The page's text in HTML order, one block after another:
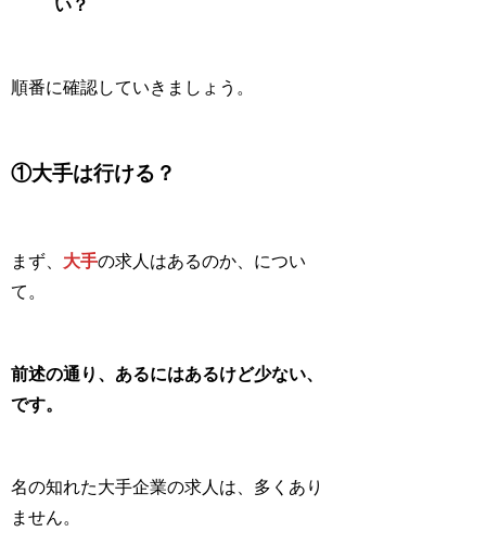
い？
順番に確認していきましょう。
①大手は行ける？
まず、 大手の求人はあるのか、につい
て。
前述の通り、あるにはあるけど少ない、
です。
名の知れた大手企業の求人は、多くあり
ません。